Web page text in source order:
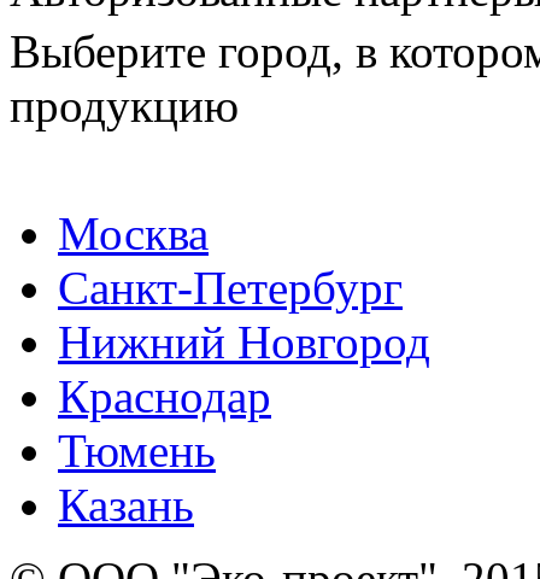
Выберите город, в
продукцию
Москва
Санкт-Петербург
Нижний Новгород
Краснодар
Тюмень
Казань